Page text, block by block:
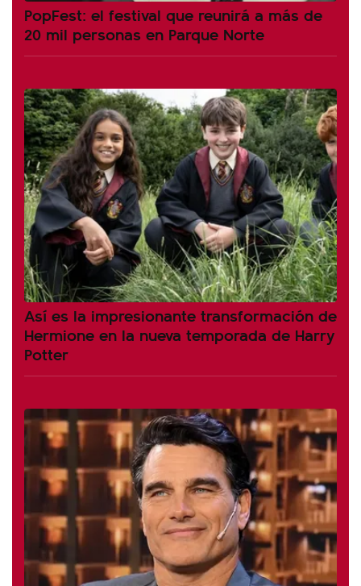
PopFest: el festival que reunirá a más de
20 mil personas en Parque Norte
Así es la impresionante transformación de
Hermione en la nueva temporada de Harry
Potter